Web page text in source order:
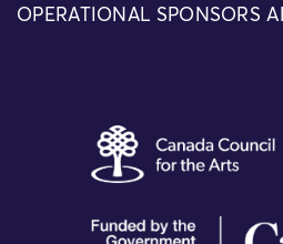
OPERATIONAL SPONSORS